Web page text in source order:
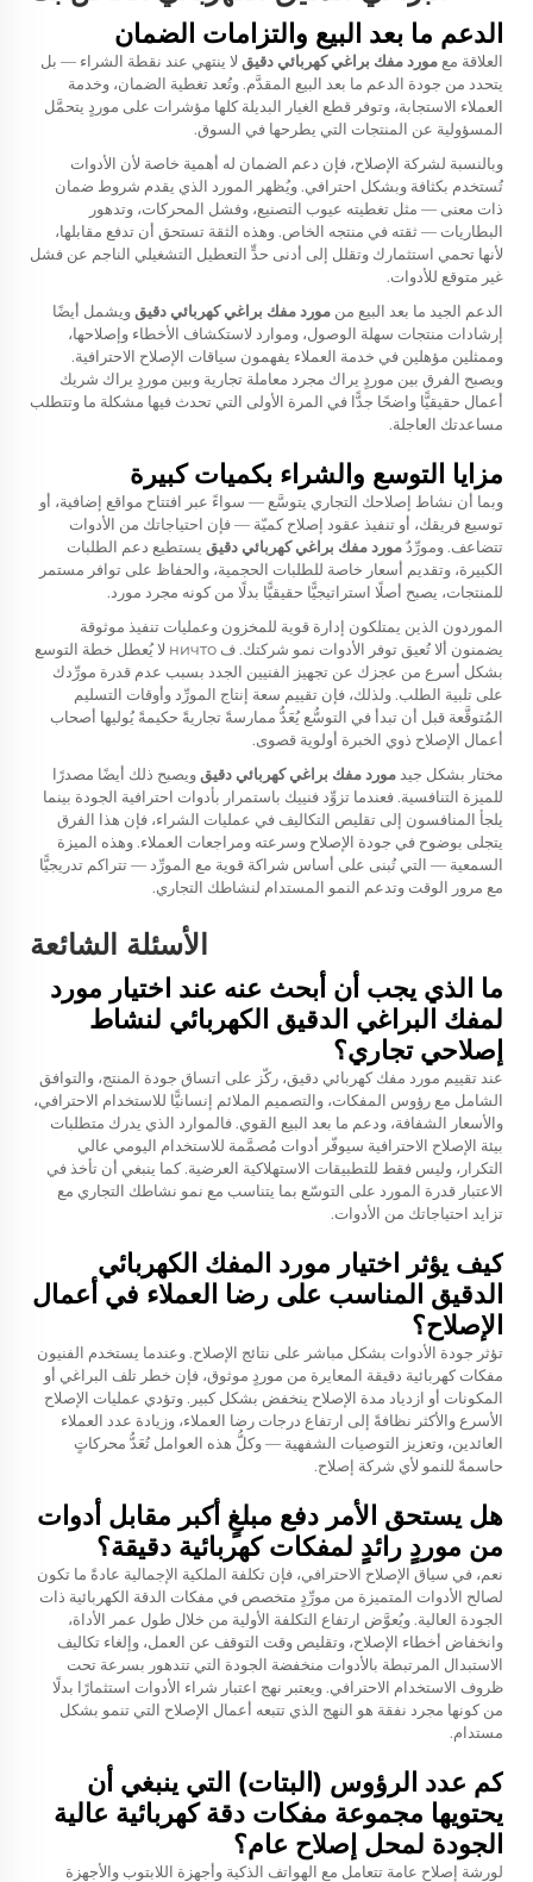
الدعم ما بعد البيع والتزامات الضمان
العلاقة مع مورد مفك براغي كهربائي دقيق لا ينتهي عند نقطة الشراء — بل
يتحدد من جودة الدعم ما بعد البيع المقدَّم. وتُعد تغطية الضمان، وخدمة
العملاء الاستجابة، وتوفر قطع الغيار البديلة كلها مؤشرات على موردٍ يتحمَّل
المسؤولية عن المنتجات التي يطرحها في السوق.
وبالنسبة لشركة الإصلاح، فإن دعم الضمان له أهمية خاصة لأن الأدوات
تُستخدم بكثافة وبشكل احترافي. ويُظهر المورد الذي يقدم شروط ضمان
ذات معنى — مثل تغطيته عيوب التصنيع، وفشل المحركات، وتدهور
البطاريات — ثقته في منتجه الخاص. وهذه الثقة تستحق أن تدفع مقابلها،
لأنها تحمي استثمارك وتقلل إلى أدنى حدٍّ التعطيل التشغيلي الناجم عن فشل
غير متوقع للأدوات.
الدعم الجيد ما بعد البيع من مورد مفك براغي كهربائي دقيق ويشمل أيضًا
إرشادات منتجات سهلة الوصول، وموارد لاستكشاف الأخطاء وإصلاحها،
وممثلين مؤهلين في خدمة العملاء يفهمون سياقات الإصلاح الاحترافية.
ويصبح الفرق بين موردٍ يراك مجرد معاملة تجارية وبين موردٍ يراك شريك
أعمال حقيقيًّا واضحًا جدًّا في المرة الأولى التي تحدث فيها مشكلة ما وتتطلب
مساعدتك العاجلة.
مزايا التوسع والشراء بكميات كبيرة
وبما أن نشاط إصلاحك التجاري يتوسَّع — سواءً عبر افتتاح مواقع إضافية، أو
توسيع فريقك، أو تنفيذ عقود إصلاح كميّة — فإن احتياجاتك من الأدوات
تتضاعف. ومورِّدٌمورد مفك براغي كهربائي دقيق يستطيع دعم الطلبات
الكبيرة، وتقديم أسعار خاصة للطلبات الحجمية، والحفاظ على توافر مستمر
للمنتجات، يصبح أصلًا استراتيجيًّا حقيقيًّا بدلًا من كونه مجرد مورد.
الموردون الذين يمتلكون إدارة قوية للمخزون وعمليات تنفيذ موثوقة
يضمنون ألا تُعيق توفر الأدوات نمو شركتك. ف ничто لا يُعطل خطة التوسع
بشكل أسرع من عجزك عن تجهيز الفنيين الجدد بسبب عدم قدرة مورِّدك
على تلبية الطلب. ولذلك، فإن تقييم سعة إنتاج المورِّد وأوقات التسليم
المُتوقَّعة قبل أن تبدأ في التوسُّع يُعَدُّ ممارسةً تجاريةً حكيمةً يُوليها أصحاب
أعمال الإصلاح ذوي الخبرة أولوية قصوى.
مختار بشكل جيد مورد مفك براغي كهربائي دقيق ويصبح ذلك أيضًا مصدرًا
للميزة التنافسية. فعندما تزوِّد فنييك باستمرار بأدوات احترافية الجودة بينما
يلجأ المنافسون إلى تقليص التكاليف في عمليات الشراء، فإن هذا الفرق
يتجلى بوضوح في جودة الإصلاح وسرعته ومراجعات العملاء. وهذه الميزة
السمعية — التي تُبنى على أساس شراكة قوية مع المورِّد — تتراكم تدريجيًّا
مع مرور الوقت وتدعم النمو المستدام لنشاطك التجاري.
الأسئلة الشائعة
ما الذي يجب أن أبحث عنه عند اختيار مورد
لمفك البراغي الدقيق الكهربائي لنشاط
إصلاحي تجاري؟
عند تقييم مورد مفك كهربائي دقيق، ركّز على اتساق جودة المنتج، والتوافق
الشامل مع رؤوس المفكات، والتصميم الملائم إنسانيًّا للاستخدام الاحترافي،
والأسعار الشفافة، ودعم ما بعد البيع القوي. فالموارد الذي يدرك متطلبات
بيئة الإصلاح الاحترافية سيوفّر أدوات مُصمَّمة للاستخدام اليومي عالي
التكرار، وليس فقط للتطبيقات الاستهلاكية العرضية. كما ينبغي أن تأخذ في
الاعتبار قدرة المورد على التوسّع بما يتناسب مع نمو نشاطك التجاري مع
تزايد احتياجاتك من الأدوات.
كيف يؤثر اختيار مورد المفك الكهربائي
الدقيق المناسب على رضا العملاء في أعمال
الإصلاح؟
تؤثر جودة الأدوات بشكل مباشر على نتائج الإصلاح. وعندما يستخدم الفنيون
مفكات كهربائية دقيقة المعايرة من موردٍ موثوق، فإن خطر تلف البراغي أو
المكونات أو ازدياد مدة الإصلاح ينخفض بشكل كبير. وتؤدي عمليات الإصلاح
الأسرع والأكثر نظافةً إلى ارتفاع درجات رضا العملاء، وزيادة عدد العملاء
العائدين، وتعزيز التوصيات الشفهية — وكلُّ هذه العوامل تُعَدُّ محركاتٍ
حاسمةً للنمو لأي شركة إصلاح.
هل يستحق الأمر دفع مبلغٍ أكبر مقابل أدوات
من موردٍ رائدٍ لمفكات كهربائية دقيقة؟
نعم، في سياق الإصلاح الاحترافي، فإن تكلفة الملكية الإجمالية عادةً ما تكون
لصالح الأدوات المتميزة من مورِّدٍ متخصص في مفكات الدقة الكهربائية ذات
الجودة العالية. ويُعوَّض ارتفاع التكلفة الأولية من خلال طول عمر الأداة،
وانخفاض أخطاء الإصلاح، وتقليص وقت التوقف عن العمل، وإلغاء تكاليف
الاستبدال المرتبطة بالأدوات منخفضة الجودة التي تتدهور بسرعة تحت
ظروف الاستخدام الاحترافي. ويعتبر نهج اعتبار شراء الأدوات استثمارًا بدلًا
من كونها مجرد نفقة هو النهج الذي تتبعه أعمال الإصلاح التي تنمو بشكل
مستدام.
كم عدد الرؤوس (البتات) التي ينبغي أن
يحتويها مجموعة مفكات دقة كهربائية عالية
الجودة لمحل إصلاح عام؟
لورشة إصلاح عامة تتعامل مع الهواتف الذكية وأجهزة اللابتوب والأجهزة